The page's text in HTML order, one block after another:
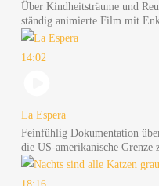
Über Kind­heits­träu­me und
stän­dig ani­mier­te Film mit
14:02
La Espe­ra
Fein­füh­lig Doku­men­ta­ti­on
die US-ame­ri­ka­ni­sche Gren­ze